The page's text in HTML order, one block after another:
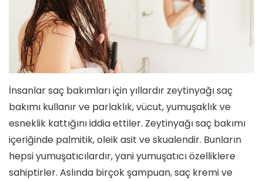
İnsanlar saç bakımları için yıllardır zeytinyağı saç
bakımı kullanır ve parlaklık, vücut, yumuşaklık ve
esneklik kattığını iddia ettiler. Zeytinyağı saç bakımı
içeriğinde palmitik, oleik asit ve skualendir. Bunların
hepsi yumuşatıcılardır, yani yumuşatıcı özelliklere
sahiptirler. Aslında birçok şampuan, saç kremi ve